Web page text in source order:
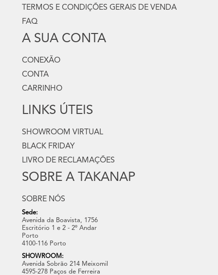
TERMOS E CONDIÇÕES GERAIS DE VENDA
FAQ
A SUA CONTA
CONEXÃO
CONTA
CARRINHO
LINKS ÚTEIS
SHOWROOM VIRTUAL
BLACK FRIDAY
LIVRO DE RECLAMAÇÕES
SOBRE A TAKANAP
SOBRE NÓS
Sede:
Avenida da Boavista, 1756
Escritório 1 e 2 - 2º Andar
Porto
4100-116 Porto
SHOWROOM:
Avenida Sobrão 214 Meixomil
4595-278 Paços de Ferreira